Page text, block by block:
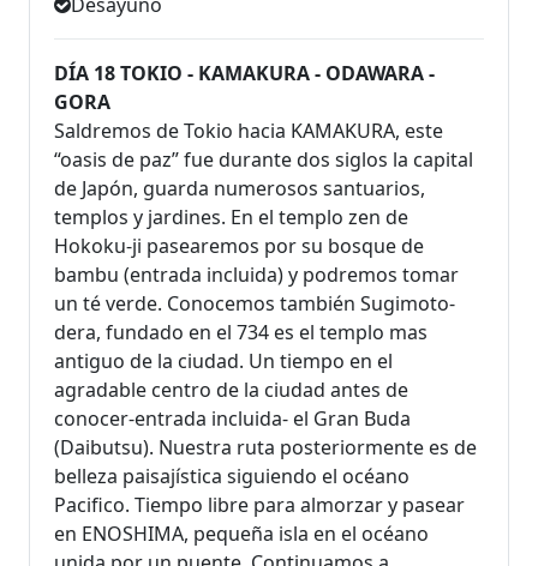
DÍA 18 TOKIO - KAMAKURA - ODAWARA -
GORA
Saldremos de Tokio hacia KAMAKURA, este
“oasis de paz” fue durante dos siglos la capital
de Japón, guarda numerosos santuarios,
templos y jardines. En el templo zen de
Hokoku-ji pasearemos por su bosque de
bambu (entrada incluida) y podremos tomar
un té verde. Conocemos también Sugimoto-
dera, fundado en el 734 es el templo mas
antiguo de la ciudad. Un tiempo en el
agradable centro de la ciudad antes de
conocer-entrada incluida- el Gran Buda
(Daibutsu). Nuestra ruta posteriormente es de
belleza paisajística siguiendo el océano
Pacifico. Tiempo libre para almorzar y pasear
en ENOSHIMA, pequeña isla en el océano